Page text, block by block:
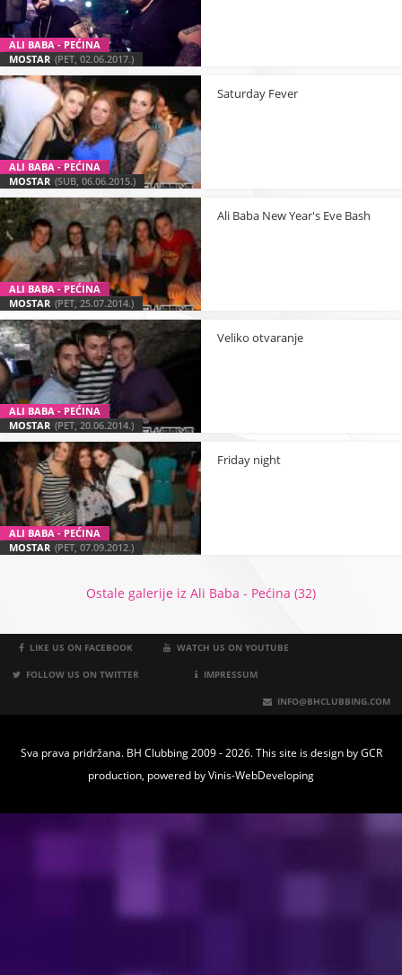
ALI BABA - PEĆINA
MOSTAR (PET, 02.06.2017.)
ALI BABA - PEĆINA
MOSTAR (SUB, 06.06.2015.)
Saturday Fever
ALI BABA - PEĆINA
MOSTAR (PET, 25.07.2014.)
Ali Baba New Year's Eve Bash
ALI BABA - PEĆINA
MOSTAR (PET, 20.06.2014.)
Veliko otvaranje
ALI BABA - PEĆINA
MOSTAR (PET, 07.09.2012.)
Friday night
Ostale galerije iz Ali Baba - Pećina (32)
LIKE US ON FACEBOOK WATCH US ON YOUTUBE
FOLLOW US ON TWITTER IMPRESSUM
INFO@BHCLUBBING.COM
Sva prava pridržana. BH Clubbing 2009 - 2026. This site is design byGCR
production, powered byVinis-WebDeveloping